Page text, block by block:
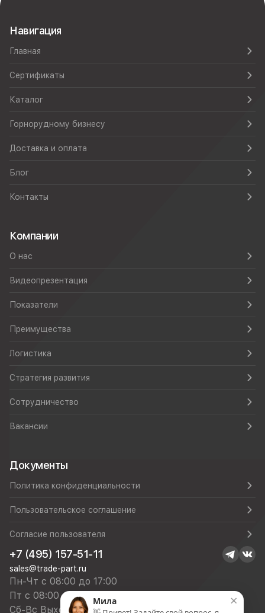
Навигация
Главная
Сертификаты
Каталог
Горнорудному бизнесу
Доставка и оплата
Блог
Контакты
Компании
О нас
Видеопрезентация
Показатели
Преимущества
Логистика
Стратегия развития
Сотрудничество
Вакансии
Документы
Политика конфиденциальности
Пользовательское соглашение
Согласие пользователя
+7 (495) 157-51-11
sales@trade-part.ru
Пн-Чт с 08:00 до 17:00
Пт с 08:00 до 16:00
Сб-Вс Выходной
×
Мила